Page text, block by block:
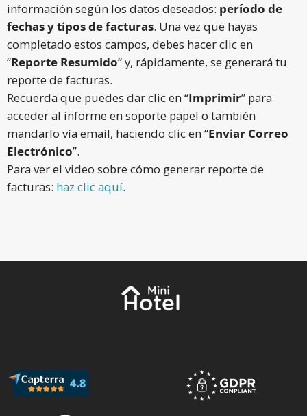
información según los datos deseados: período de
fechas y tipos de facturas. Una vez que hayas
completado estos campos, debes hacer clic en
“Reporte Resumido” y, rápidamente, se generará tu
reporte de facturas.
Recuerda que puedes dar clic en “Imprimir” para
acceder al informe en soporte papel o también
mandarlo vía email, haciendo clic en “Enviar Correo
Electrónico”.
Para ver el video sobre cómo generar reporte de
facturas: haz clic aquí.